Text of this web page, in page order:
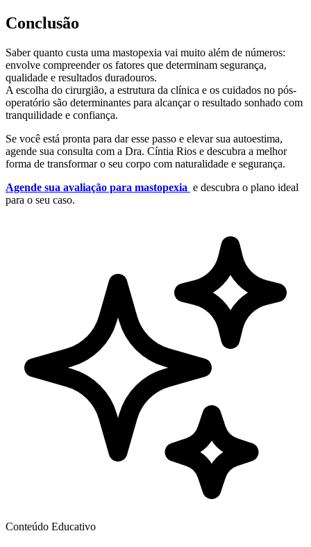
Conclusão
Saber quanto custa uma mastopexia vai muito além de números:
envolve compreender os fatores que determinam segurança,
qualidade e resultados duradouros.
A escolha do cirurgião, a estrutura da clínica e os cuidados no pós-
operatório são determinantes para alcançar o resultado sonhado com
tranquilidade e confiança.
Se você está pronta para dar esse passo e elevar sua autoestima,
agende sua consulta com a Dra. Cíntia Rios e descubra a melhor
forma de transformar o seu corpo com naturalidade e segurança.
Agende sua avaliação para mastopexia e descubra o plano ideal
para o seu caso.
Conteúdo Educativo